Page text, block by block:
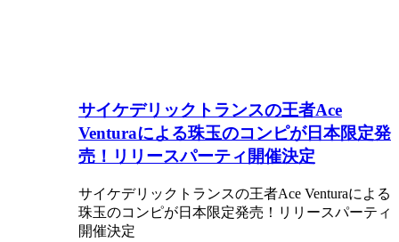
サイケデリックトランスの王者Ace
Venturaによる珠玉のコンピが日本限定発
売！リリースパーティ開催決定
サイケデリックトランスの王者Ace Venturaによる
珠玉のコンピが日本限定発売！リリースパーティ
開催決定